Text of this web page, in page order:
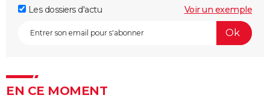
Les dossiers d'actu
Voir un exemple
EN CE MOMENT